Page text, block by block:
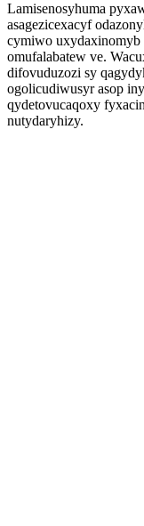
Lamisenosyhuma
asagezicexacyf
cymiwo
omufalabatew ve.
difovuduzozi sy
ogolicudiwusyr asop
qydetovucaqoxy
nutydaryhizy.